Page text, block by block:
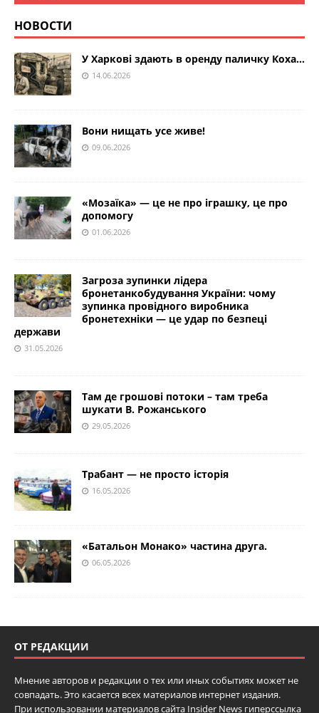
НОВОСТИ
У Харкові здають в оренду паличку Коха…
14.06.2026
Вони нищать усе живе!
09.06.2026
«Мозаїка» — це не про іграшку, це про
допомогу
01.06.2026
Загроза зупинки лідера
бронетанкобудування України: чому
зупинка провідного виробника
бронетехніки — це удар по безпеці
держави
31.05.2026
Там де грошові потоки – там треба
шукати В. Рожанського
29.05.2026
Трабант — не просто історія
16.05.2026
«Батальон Монако» частина друга.
06.05.2026
ОТ РЕДАКЦИИ
Мнение авторов и редакции о тех или иных событиях может не
совпадать. Это касается всех материалов интернет издания.
При использовании материалов сайта Insider News гиперссылка